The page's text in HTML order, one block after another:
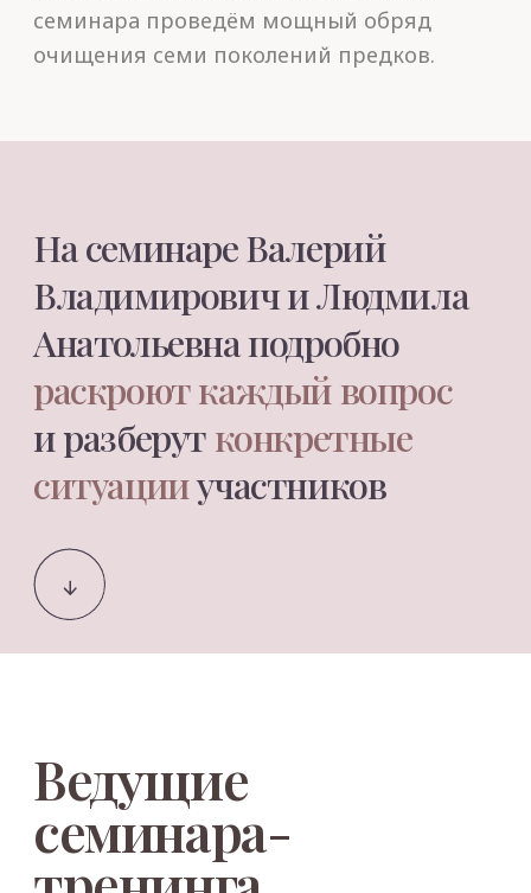
Валерий и Людмила Синельниковы—
авторы многочисленных книг
по духовному развитию
Программа
семинара-
тренинга